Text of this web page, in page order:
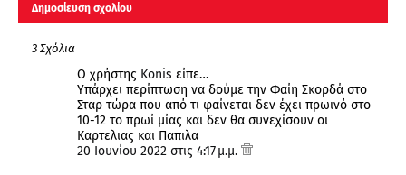
Δημοσίευση σχολίου
3 Σχόλια
Ο χρήστης Konis είπε…
Υπάρχει περίπτωση να δούμε την Φαίη Σκορδά στο
Σταρ τώρα που από τι φαίνεται δεν έχει πρωινό στο
10-12 το πρωί μίας και δεν θα συνεχίσουν οι
Καρτελιας και Παπιλα
20 Ιουνίου 2022 στις 4:17 μ.μ.